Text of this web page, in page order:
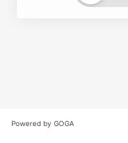
Powered by GOGA